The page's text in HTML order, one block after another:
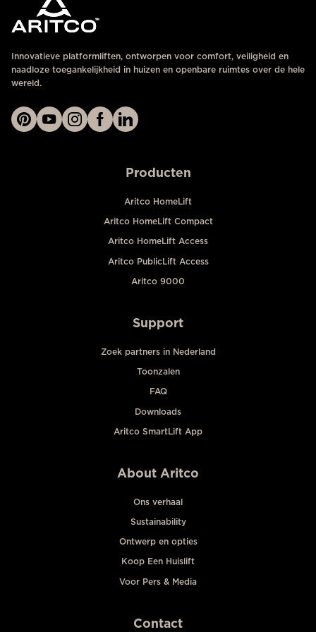
Innovatieve platformliften, ontworpen voor comfort, veiligheid en
naadloze toegankelijkheid in huizen en openbare ruimtes over de hele
wereld.
Producten
Aritco HomeLift
Aritco HomeLift Compact
Aritco HomeLift Access
Aritco PublicLift Access
Aritco 9000
Support
Zoek partners in Nederland
Toonzalen
FAQ
Downloads
Aritco SmartLift App
About Aritco
Ons verhaal
Sustainability
Ontwerp en opties
Koop Een Huislift
Voor Pers & Media
Contact